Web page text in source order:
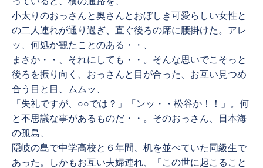
小太りのおっさんと奥さんとおぼしき可愛らしい女性と
の二人連れが通り過ぎ、直ぐ後ろの席に腰掛けた。アレ
ッ、何処か観たことのある・・、
まさか・・、それにしても・・。そんな思いでこそっと
後ろを振り向く、おっさんと目が合った、お互い見つめ
合う目と目、ムムッ、
「失礼ですが、○○では？」「ンッ・・松谷か！！」。何
と不思議な事があるものだ・・。そのおっさん、日本海
の孤島、
隠岐の島で中学高校と６年間、机を並べていた同級生で
あった。しかもお互い夫婦連れ、「この世に起こること